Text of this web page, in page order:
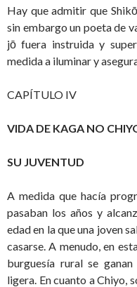
Hay que admitir que
sin embargo un poeta de
jō fuera instruida y
medida a iluminar y
CAPÍTULO IV
VIDA DE KAGA NO
SU JUVENTUD
A medida que hacía
pasaban los años y
edad en la que una joven
casarse. A menudo, en
burguesía rural se
ligera. En cuanto a Chiyo,